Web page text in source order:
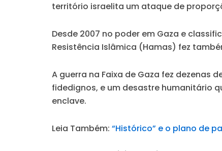
território israelita um ataque de
Desde 2007 no poder em Gaza e
Resistência Islâmica (Hamas) fez
A guerra na Faixa de Gaza fez dezenas
fidedignos, e um desastre humanitário
enclave.
Leia Também: “Histórico” e o plano de